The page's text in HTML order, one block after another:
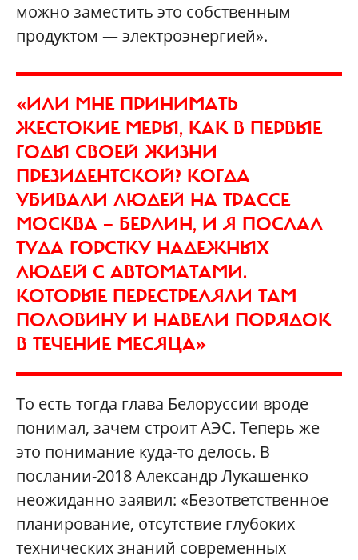
можно заместить это собственным
продуктом — электроэнергией».
«ИЛИ МНЕ ПРИНИМАТЬ
ЖЕСТОКИЕ МЕРЫ, КАК В ПЕРВЫЕ
ГОДЫ СВОЕЙ ЖИЗНИ
ПРЕЗИДЕНТСКОЙ? КОГДА
УБИВАЛИ ЛЮДЕЙ НА ТРАССЕ
МОСКВА — БЕРЛИН, И Я ПОСЛАЛ
ТУДА ГОРСТКУ НАДЕЖНЫХ
ЛЮДЕЙ С АВТОМАТАМИ.
КОТОРЫЕ ПЕРЕСТРЕЛЯЛИ ТАМ
ПОЛОВИНУ И НАВЕЛИ ПОРЯДОК
В ТЕЧЕНИЕ МЕСЯЦА»
То есть тогда глава Белоруссии вроде
понимал, зачем строит АЭС. Теперь же
это понимание куда-то делось. В
послании-2018 Александр Лукашенко
неожиданно заявил: «Безответственное
планирование, отсутствие глубоких
технических знаний современных